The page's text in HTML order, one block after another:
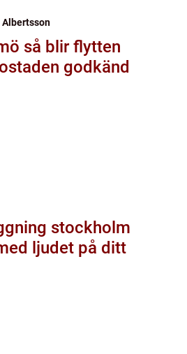
godkänd
stockholm
ljudet på ditt